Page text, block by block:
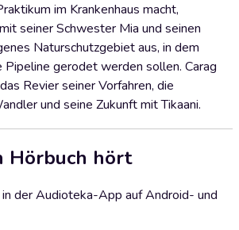
im Krankenhaus macht,
seiner Schwester Mia und seinen
Naturschutzgebiet aus, in dem
Pipeline gerodet werden sollen. Carag
Revier seiner Vorfahren, die
und seine Zukunft mit Tikaani.
Hörbuch hört
der Audioteka-App auf Android- und